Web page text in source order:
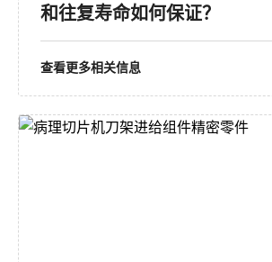
和往复寿命如何保证？
查看更多相关信息